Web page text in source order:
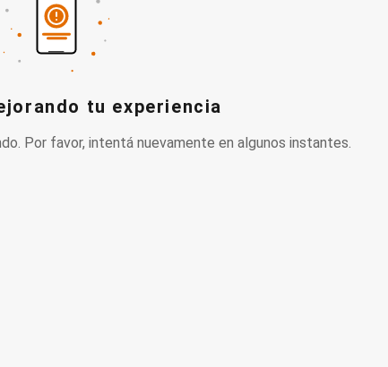
tu experiencia
Por favor, intentá nuevamente en algunos instantes.